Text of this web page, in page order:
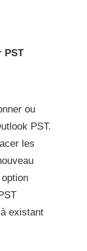
PST
ou
PST.
les
existant